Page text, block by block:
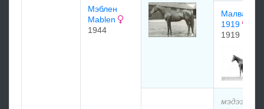
Мэблен
Mablen
1944
Малва
1919
1919